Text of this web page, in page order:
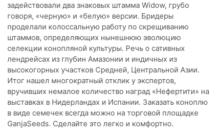
задействовали два знаковых штамма Widow, грубо
говоря, «черную» и «белую» версии. Бридеры
проделали колоссальную работу по скрещиванию
штаммов, определяющих нынешнюю эволюцию
селекции конопляной культуры. Речь о сативных
лендрейсах из глубин Амазонии и индичных из
высокогорных участков Средней, Центральной Азии.
Итог нашел многократный отклик у экспертов,
вручивших немалое количество наград «Нефертити» на
выставках в Нидерландах и Испании. Заказать коноплю
в виде семечек всегда можно на торговой площадке
GanjaSeeds. Сделайте это легко и комфортно.